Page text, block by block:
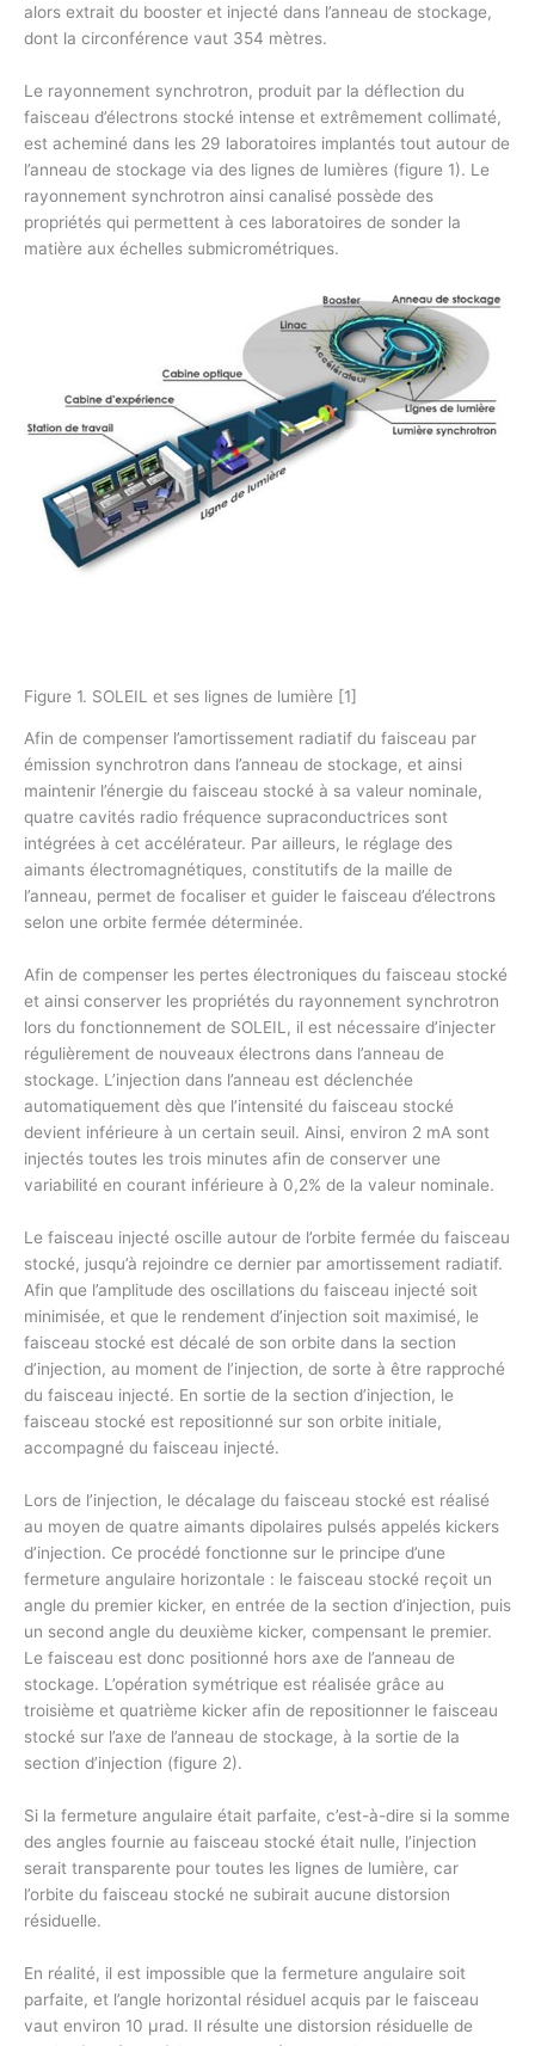
alors extrait du booster et injecté dans l’anneau de stockage,
dont la circonférence vaut 354 mètres.
Le rayonnement synchrotron, produit par la déflection du
faisceau d’électrons stocké intense et extrêmement collimaté,
est acheminé dans les 29 laboratoires implantés tout autour de
l’anneau de stockage via des lignes de lumières (figure 1). Le
rayonnement synchrotron ainsi canalisé possède des
propriétés qui permettent à ces laboratoires de sonder la
matière aux échelles submicrométriques.
Figure 1. SOLEIL et ses lignes de lumière [1]
Afin de compenser l’amortissement radiatif du faisceau par
émission synchrotron dans l’anneau de stockage, et ainsi
maintenir l’énergie du faisceau stocké à sa valeur nominale,
quatre cavités radio fréquence supraconductrices sont
intégrées à cet accélérateur. Par ailleurs, le réglage des
aimants électromagnétiques, constitutifs de la maille de
l’anneau, permet de focaliser et guider le faisceau d’électrons
selon une orbite fermée déterminée.
Afin de compenser les pertes électroniques du faisceau stocké
et ainsi conserver les propriétés du rayonnement synchrotron
lors du fonctionnement de SOLEIL, il est nécessaire d’injecter
régulièrement de nouveaux électrons dans l’anneau de
stockage. L’injection dans l’anneau est déclenchée
automatiquement dès que l’intensité du faisceau stocké
devient inférieure à un certain seuil. Ainsi, environ 2 mA sont
injectés toutes les trois minutes afin de conserver une
variabilité en courant inférieure à 0,2% de la valeur nominale.
Le faisceau injecté oscille autour de l’orbite fermée du faisceau
stocké, jusqu’à rejoindre ce dernier par amortissement radiatif.
Afin que l’amplitude des oscillations du faisceau injecté soit
minimisée, et que le rendement d’injection soit maximisé, le
faisceau stocké est décalé de son orbite dans la section
d’injection, au moment de l’injection, de sorte à être rapproché
du faisceau injecté. En sortie de la section d’injection, le
faisceau stocké est repositionné sur son orbite initiale,
accompagné du faisceau injecté.
Lors de l’injection, le décalage du faisceau stocké est réalisé
au moyen de quatre aimants dipolaires pulsés appelés kickers
d’injection. Ce procédé fonctionne sur le principe d’une
fermeture angulaire horizontale : le faisceau stocké reçoit un
angle du premier kicker, en entrée de la section d’injection, puis
un second angle du deuxième kicker, compensant le premier.
Le faisceau est donc positionné hors axe de l’anneau de
stockage. L’opération symétrique est réalisée grâce au
troisième et quatrième kicker afin de repositionner le faisceau
stocké sur l’axe de l’anneau de stockage, à la sortie de la
section d’injection (figure 2).
Si la fermeture angulaire était parfaite, c’est-à-dire si la somme
des angles fournie au faisceau stocké était nulle, l’injection
serait transparente pour toutes les lignes de lumière, car
l’orbite du faisceau stocké ne subirait aucune distorsion
résiduelle.
En réalité, il est impossible que la fermeture angulaire soit
parfaite, et l’angle horizontal résiduel acquis par le faisceau
vaut environ 10 μrad. Il résulte une distorsion résiduelle de